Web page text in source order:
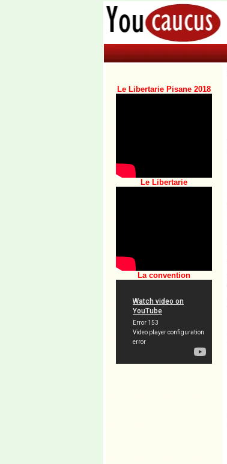
Le Libertarie Pisane 2018
Le Libertarie
La convention